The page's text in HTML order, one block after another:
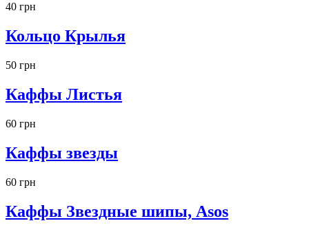
40 грн
Кольцо Крылья
50 грн
Каффы Листья
60 грн
Каффы звезды
60 грн
Каффы Звездные шипы, Asos